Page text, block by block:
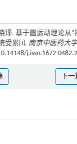
瑾. 基于圆运动理论从“
受累[J]. 南京中医药大
j.issn.1672-
下一